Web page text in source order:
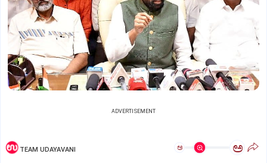
ADVERTISEMENT
TEAM UDAYAVANI ಅ ಅ